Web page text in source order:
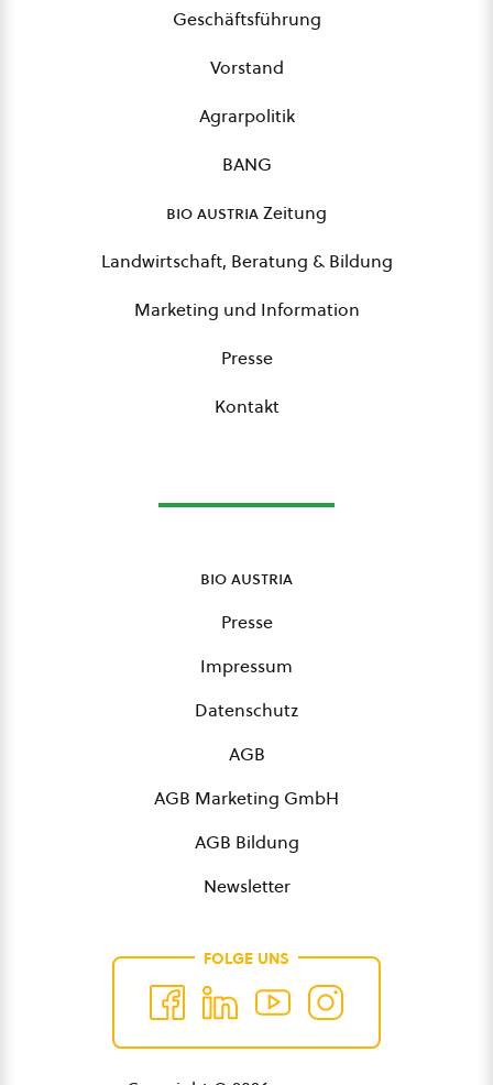
Geschäftsführung
Vorstand
Agrarpolitik
BANG
bio austriaZeitung
Landwirtschaft, Beratung & Bildung
Marketing und Information
Presse
Kontakt
bio austria
Presse
Impressum
Datenschutz
AGB
AGB Marketing GmbH
AGB Bildung
Newsletter
FOLGE UNS